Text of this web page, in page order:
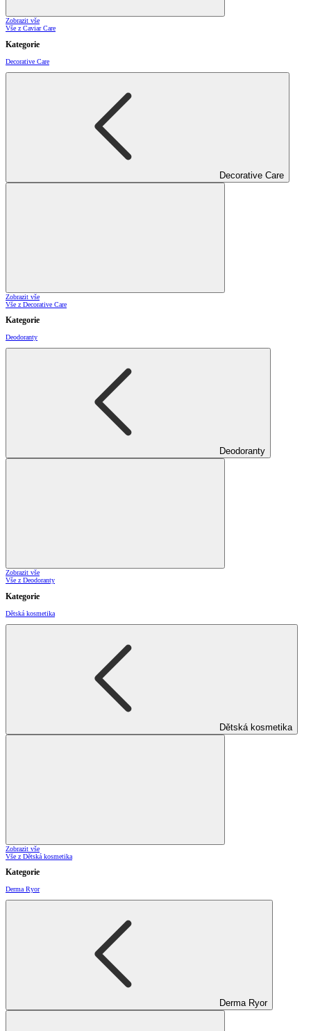
Zobrazit vše
Vše z Caviar Care
Kategorie
Decorative Care
Decorative Care
Zobrazit vše
Vše z Decorative Care
Kategorie
Deodoranty
Deodoranty
Zobrazit vše
Vše z Deodoranty
Kategorie
Dětská kosmetika
Dětská kosmetika
Zobrazit vše
Vše z Dětská kosmetika
Kategorie
Derma Ryor
Derma Ryor